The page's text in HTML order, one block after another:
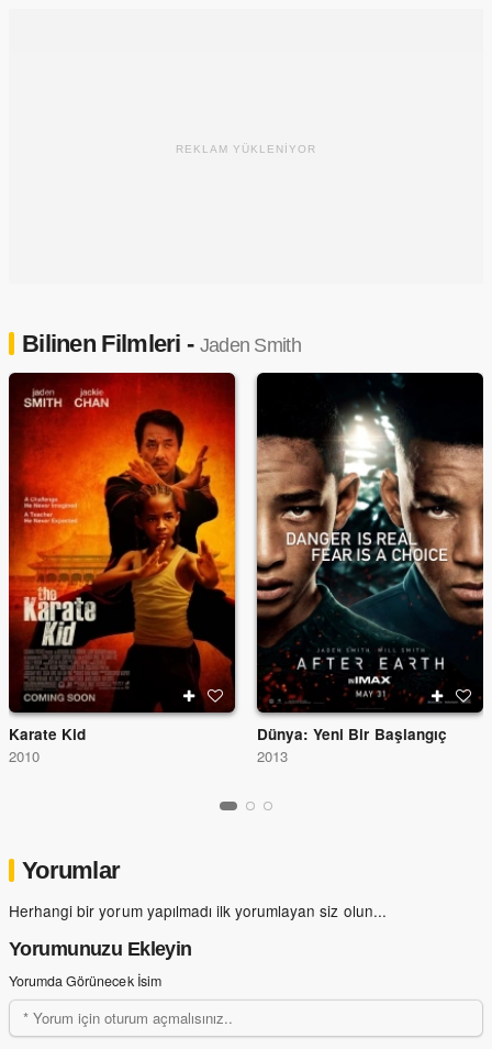
REKLAM YÜKLENİYOR
Bilinen Filmleri - Jaden Smith
Karate Kid
2010
Dünya: Yeni Bir Başlangıç
2013
Yorumlar
Herhangi bir yorum yapılmadı ilk yorumlayan siz olun...
Yorumunuzu Ekleyin
Yorumda Görünecek İsim